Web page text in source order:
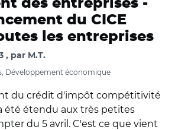
des entreprises -
du CICE
les entreprises
par M.T.
Développement économique
du crédit d'impôt compétitivité
été étendu aux très petites
du 5 avril. C'est ce que vient